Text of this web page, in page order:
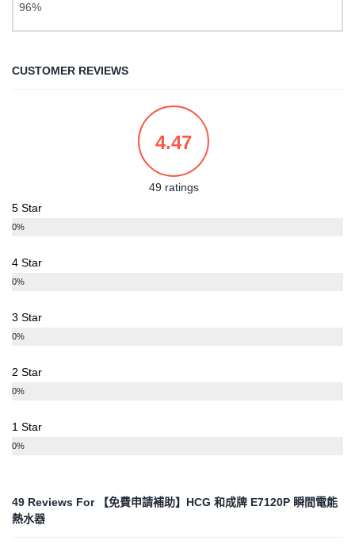
96%
CUSTOMER REVIEWS
4.47
49 ratings
5 Star
0%
4 Star
0%
3 Star
0%
2 Star
0%
1 Star
0%
49 Reviews For
【免費申請補助】HCG 和成牌 E7120P 瞬間電能
熱水器